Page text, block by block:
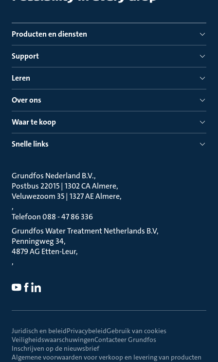
Producten en diensten
Support
Leren
Over ons
Waar te koop
Snelle links
Grundfos Nederland B.V.
Postbus 22015 | 1302 CA Almere
Veluwezoom 35 | 1327 AE Almere
Telefoon 088 - 47 86 336
Grundfos Water Treatment Netherlands B.V
Penningweg 34
4879 AG Etten-Leur
Juridisch en beleidPrivacybeleidGebruik van cookies
VeiligheidswaarschuwingenContacteer Grundfos
Inschrijven op de nieuwsbrief
Algemene voorwaarden voor verkoop en levering van producten